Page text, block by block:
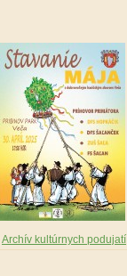
Archív kultúrnych podujatí